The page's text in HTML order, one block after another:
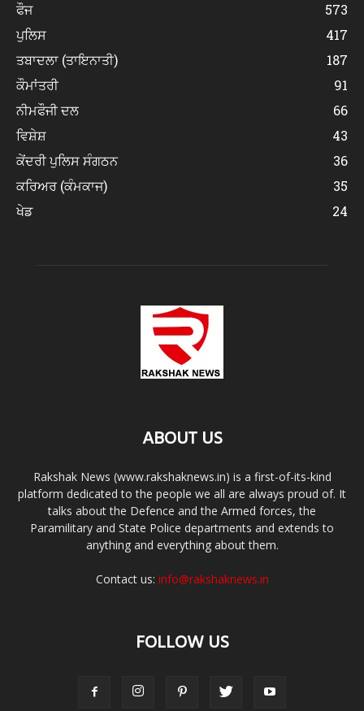
ਫੌਜ
573
ਪੁਲਿਸ
417
ਤਬਾਦਲਾ (ਤਾਇਨਾਤੀ)
187
ਕੌਮਾਂਤਰੀ
91
ਨੀਮਫੌਜੀ ਦਲ
66
ਵਿਸ਼ੇਸ਼
43
ਕੇਂਦਰੀ ਪੁਲਿਸ ਸੰਗਠਨ
36
ਕਰਿਅਰ (ਕੰਮਕਾਜ)
35
ਖੇਡ
24
ABOUT US
Rakshak News (www.rakshaknews.in) is a first-of-its-kind
platform dedicated to the people we all are always proud of. It
talks about the Defence and the Armed forces, the
Paramilitary and State Police departments and extends to
anything and everything about them.
Contact us: info@rakshaknews.in
FOLLOW US